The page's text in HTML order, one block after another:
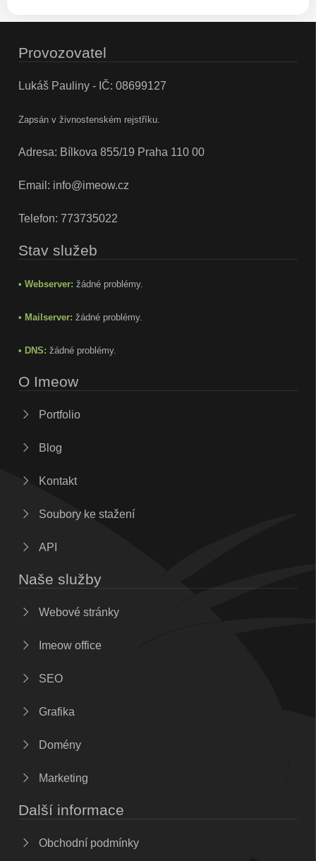
Provozovatel
Lukáš Pauliny - IČ: 08699127
Zapsán v živnostenském rejstříku.
Adresa: Bílkova 855/19 Praha 110 00
Email: info@imeow.cz
Telefon: 773735022
Stav služeb
• Webserver: žádné problémy.
• Mailserver: žádné problémy.
• DNS: žádné problémy.
O Imeow
Portfolio
Blog
Kontakt
Soubory ke stažení
API
Naše služby
Webové stránky
Imeow office
SEO
Grafika
Domény
Marketing
Další informace
Obchodní podmínky